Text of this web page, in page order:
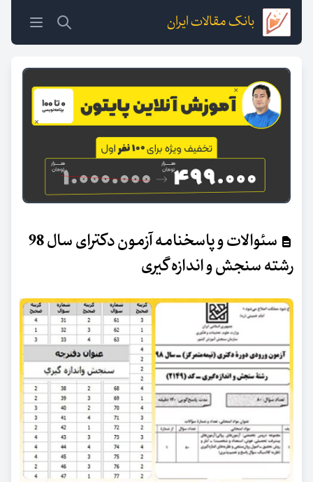
بانک مقالات ایران
سئوالات و پاسخنامه آزمون دکترای سال 98
رشته سنجش و اندازه گیری